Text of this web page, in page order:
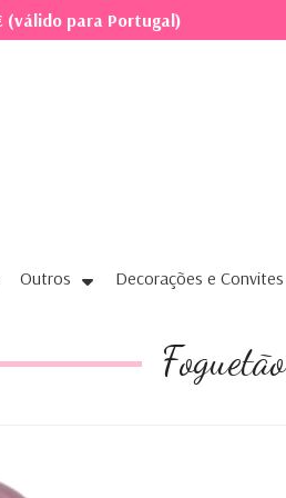
(válido para Portugal)
Outros Decorações e Convites
Foguetão